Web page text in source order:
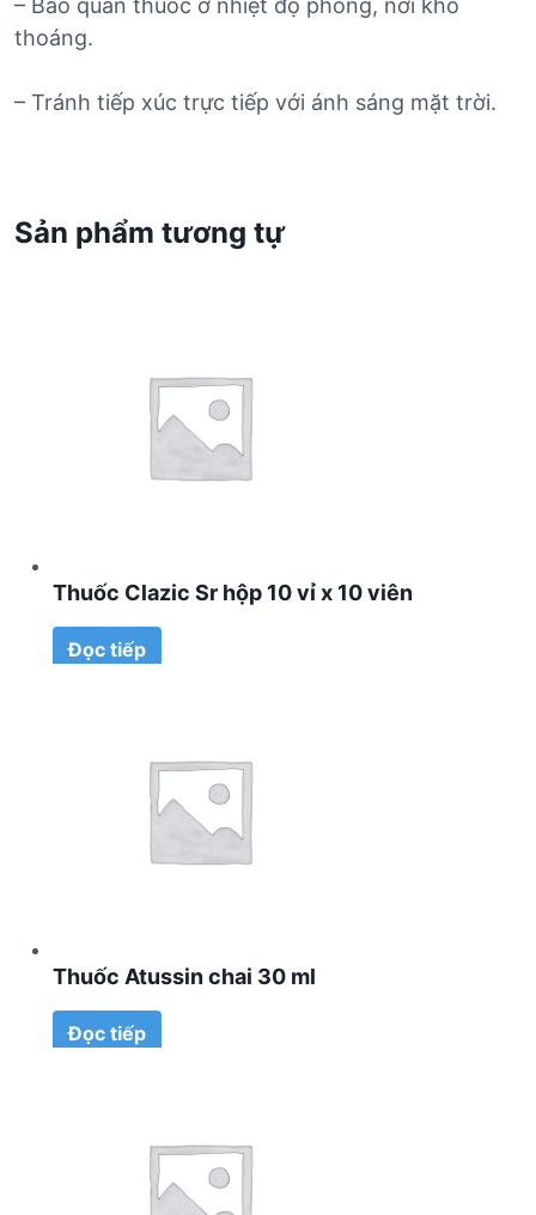
– Bảo quản thuốc ở nhiệt độ phòng, nơi khô
thoáng.
– Tránh tiếp xúc trực tiếp với ánh sáng mặt trời.
Sản phẩm tương tự
Thuốc Clazic Sr hộp 10 vỉ x 10 viên
Đọc tiếp
Thuốc Atussin chai 30 ml
Đọc tiếp